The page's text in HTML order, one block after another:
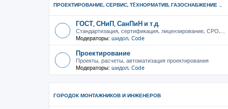
ПРОЕКТИРОВАНИЕ, СЕРВИС, ТEХНОРМАТИВ, ГАЗОСНАБЖЕНИЕ ...
ГОСТ, СНиП, СанПиН и т.д.
Стандартизация, сертификация, лицензирование, СРО,...
Модераторы: шидол, Code
Проектирование
Проекты, расчеты, автоматизация проектирования
Модераторы: шидол, Code
ГОРОДОК МОНТАЖНИКОВ И ИНЖЕНЕРОВ